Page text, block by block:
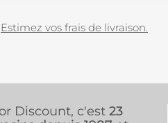
Estimez vos frais de livraison.
Discount, c'est 23